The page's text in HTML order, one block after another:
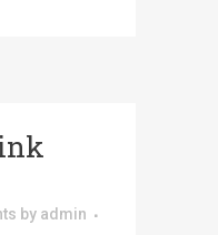
by admin